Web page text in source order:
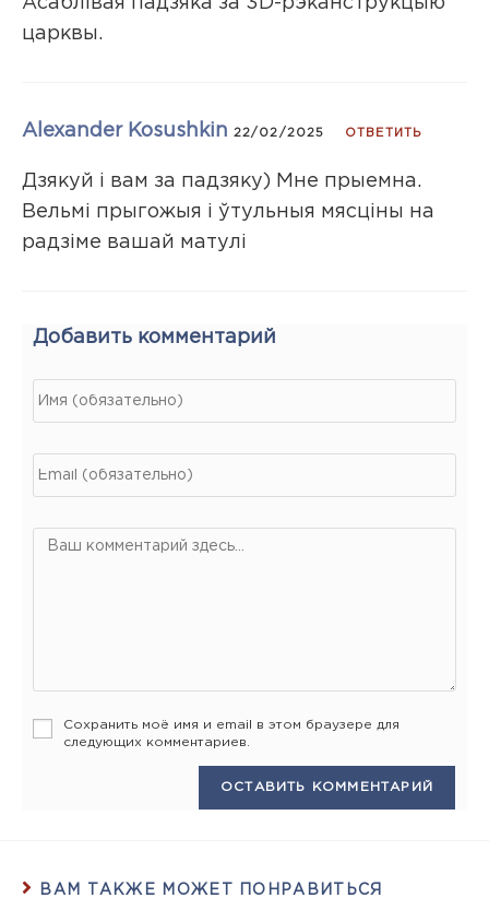
царквы.
Alexander Kosushkin 22/02/2025 ОТВЕТИТЬ
Дзякуй і вам за падзяку) Мне прыемна.
Вельмі прыгожыя і ўтульныя мясціны на
радзіме вашай матулі
Добавить комментарий
Сохранить моё имя и email в этом браузере для
следующих комментариев.
ВАМ ТАКЖЕ МОЖЕТ ПОНРАВИТЬСЯ